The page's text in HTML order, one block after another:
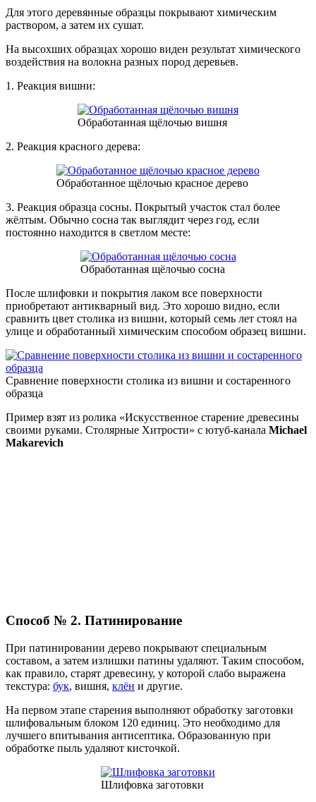
Для этого деревянные образцы покрывают химическим
раствором, а затем их сушат.
На высохших образцах хорошо виден результат химического
воздействия на волокна разных пород деревьев.
1. Реакция вишни:
Обработанная щёлочью вишня
2. Реакция красного дерева:
Обработанное щёлочью красное дерево
3. Реакция образца сосны. Покрытый участок стал более
жёлтым. Обычно сосна так выглядит через год, если
постоянно находится в светлом месте:
Обработанная щёлочью сосна
После шлифовки и покрытия лаком все поверхности
приобретают антикварный вид. Это хорошо видно, если
сравнить цвет столика из вишни, который семь лет стоял на
улице и обработанный химическим способом образец вишни.
Сравнение поверхности столика из вишни и состаренного
образца
Пример взят из ролика «Искусственное старение древесины
своими руками. Столярные Хитрости» с ютуб-канала Michael
Makarevich
Способ № 2. Патинирование
При патинировании дерево покрывают специальным
составом, а затем излишки патины удаляют. Таким способом,
как правило, старят древесину, у которой слабо выражена
текстура: бук, вишня, клён и другие.
На первом этапе старения выполняют обработку заготовки
шлифовальным блоком 120 единиц. Это необходимо для
лучшего впитывания антисептика. Образованную при
обработке пыль удаляют кисточкой.
Шлифовка заготовки